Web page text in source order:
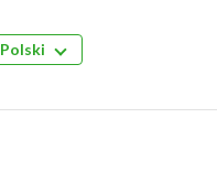
Polski